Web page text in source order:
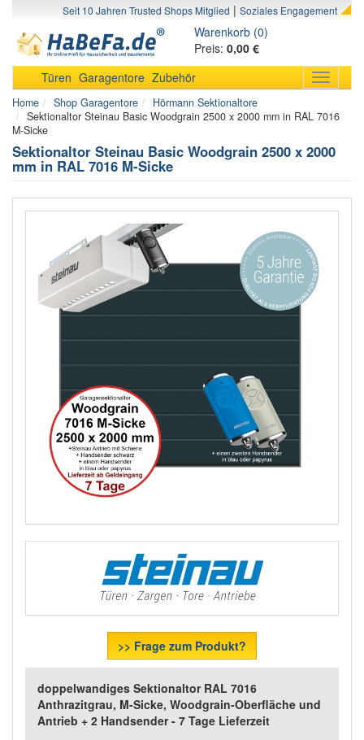
Seit 10 Jahren Trusted Shops Mitglied | Soziales Engagement
Warenkorb (0)
Preis: 0,00 €
Toggle
Türen Garagentore Zubehör
Home Shop Garagentore
Hörmann Sektionaltore
Sektionaltor Steinau Basic Woodgrain 2500 x 2000 mm in RAL 7016
M-Sicke
Sektionaltor Steinau Basic Woodgrain 2500 x 2000
mm in RAL 7016 M-Sicke
>> Frage zum Produkt?
doppelwandiges Sektionaltor RAL 7016
Anthrazitgrau, M-Sicke, Woodgrain-Oberfläche und
Antrieb + 2 Handsender - 7 Tage Lieferzeit